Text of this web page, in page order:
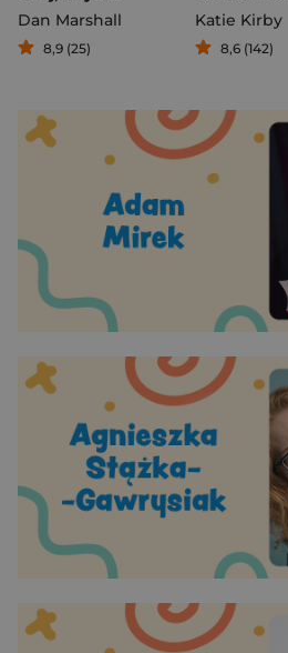
Dan Marshall
8,9 (25)
Katie Kirby
8,6 (142)